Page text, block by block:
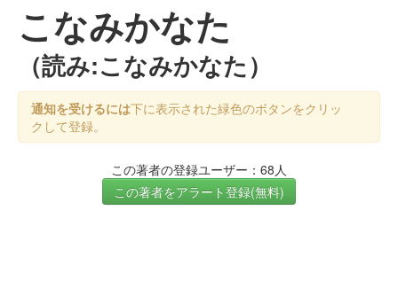
こなみかなた
（読み:こなみかなた）
通知を受けるには下に表示された緑色のボタンをクリッ
クして登録。
この著者の登録ユーザー：68人
この著者をアラート登録(無料)